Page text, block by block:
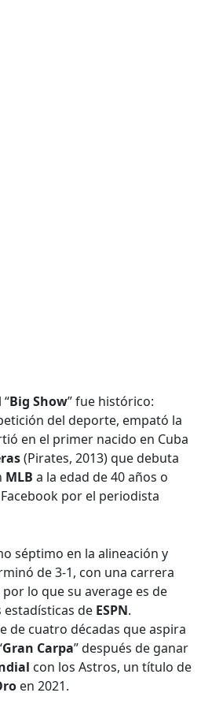
“Big Show” fue histórico:
del deporte, empató la
en el primer nacido en Cuba
(Pirates, 2013) que debuta
MLB a la edad de 40 años o
por el periodista
séptimo en la alineación y
de 3-1, con una carrera
lo que su average es de
estadísticas de ESPN.
de cuatro décadas que aspira
Gran Carpa” después de ganar
con los Astros, un título de
en 2021.